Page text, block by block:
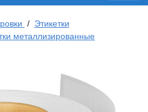
/ Этикетки
металлизированные